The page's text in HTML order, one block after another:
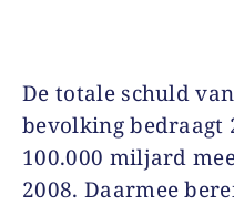
De totale schuld
bevolking bedraagt
100.000 miljard
2008. Daarmee